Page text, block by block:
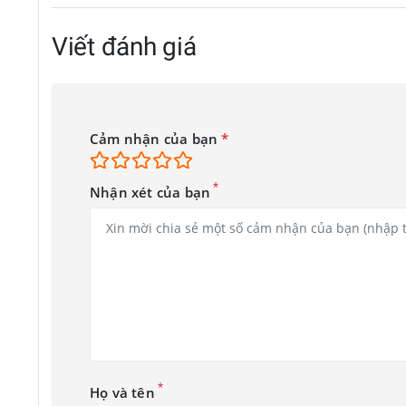
Tăng cường bảo vệ cho thiết bị của
Viết đánh giá
Cảm nhận của bạn*
Nhận xét của bạn *
Họ và tên *